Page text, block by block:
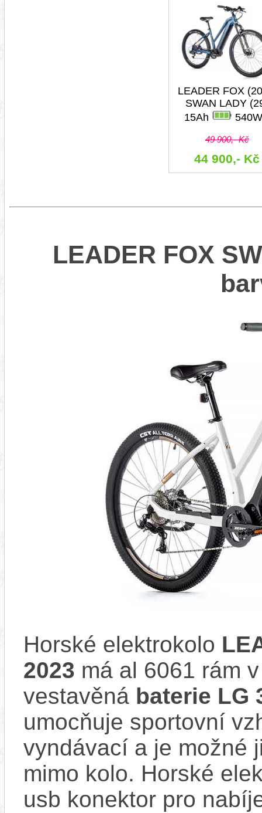
LEADER FOX
SWAN LADY
15Ah
49 900,- Kč
44 900,- Kč
LEADER FOX
Horské elektrokolo
2023 má al 6061 rám
vestavěná baterie LG
umocňuje sportovní
vyndávací a je možné
mimo kolo. Horské
usb konektor pro